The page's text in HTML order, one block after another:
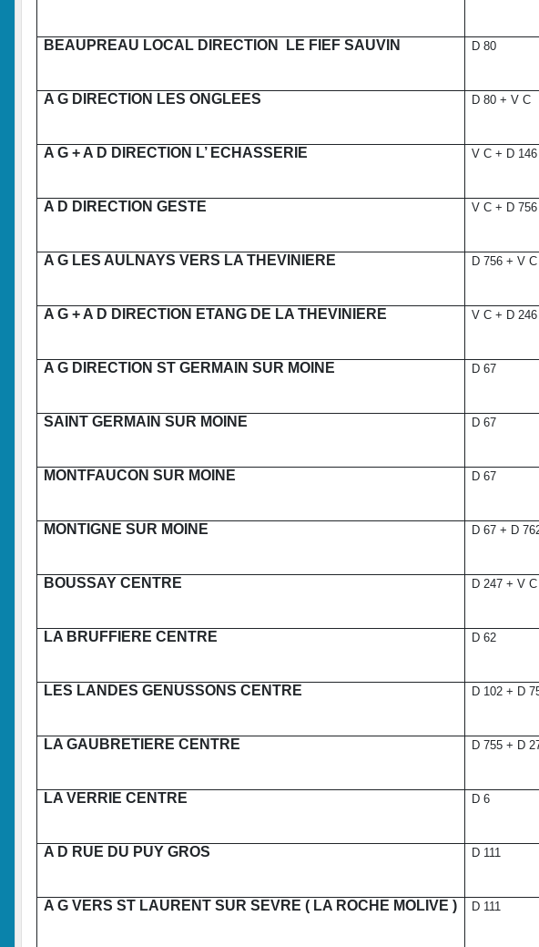
BEAUPREAU LOCAL DIRECTION LE FIEF SAUVIN D 80
A G DIRECTION LES ONGLEES D 80 + V C
A G + A D DIRECTION L’ ECHASSERIE V C + D
A D DIRECTION GESTE V C + D 756
A G LES AULNAYS VERS LA THEVINIERE D 756 + V C
A G + A D DIRECTION ETANG DE LA THEVINIERE V C + D
A G DIRECTION ST GERMAIN SUR MOINE D 67
SAINT GERMAIN SUR MOINE D 67
MONTFAUCON SUR MOINE D 67
MONTIGNE SUR MOINE D 67 + D
BOUSSAY CENTRE D 247 + V C
LA BRUFFIERE CENTRE D 62
LES LANDES GENUSSONS CENTRE D 102 + D
LA GAUBRETIERE CENTRE D 755 + D
LA VERRIE CENTRE D 6
A D RUE DU PUY GROS D 111
A G VERS ST LAURENT SUR SEVRE ( LA ROCHE MOLIVE ) D 111